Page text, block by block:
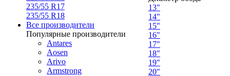
235/55 R17
235/55 R18
Все производители
Популярные производители
Antares
Aosen
Arivo
Armstrong
13"
14"
15"
16"
17"
18"
19"
20"